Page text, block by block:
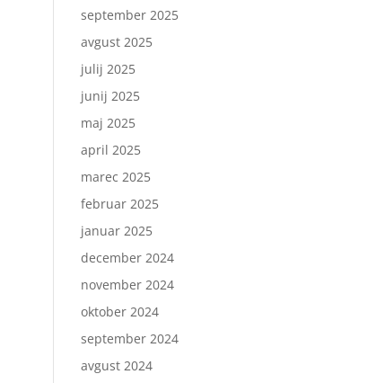
september 2025
avgust 2025
julij 2025
junij 2025
maj 2025
april 2025
marec 2025
februar 2025
januar 2025
december 2024
november 2024
oktober 2024
september 2024
avgust 2024